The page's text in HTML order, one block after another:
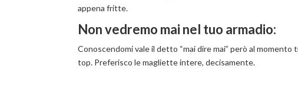
appena fritte.
Non vedremo mai nel tuo armadio:
Conoscendomi vale il detto “mai dire mai” però al momento
top. Preferisco le magliette intere, decisamente.